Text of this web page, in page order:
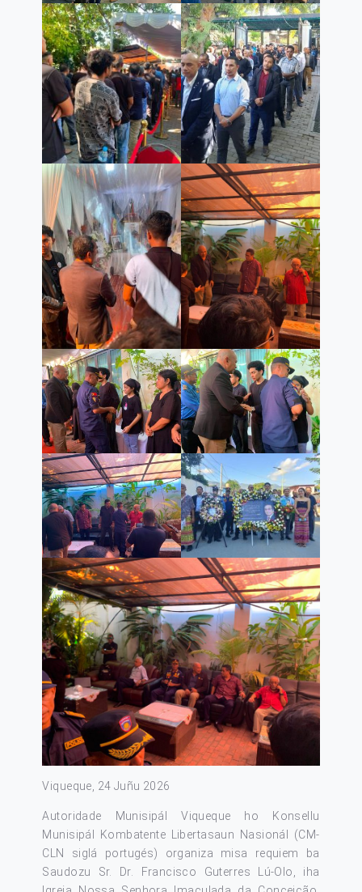
Viqueque, 24 Juñu 2026
Autoridade Munisipál Viqueque ho Konsellu
Munisipál Kombatente Libertasaun Nasionál (CM-
CLN siglá portugés) organiza misa requiem ba
Saudozu Sr. Dr. Francisco Guterres Lú-Olo, iha